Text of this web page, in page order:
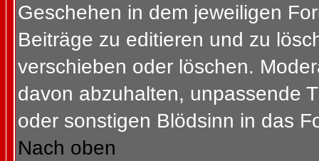
Geschehen in dem jeweiligen
Beiträge zu editieren und zu
verschieben oder löschen.
davon abzuhalten, unpassende
oder sonstigen Blödsinn in das
Nach oben